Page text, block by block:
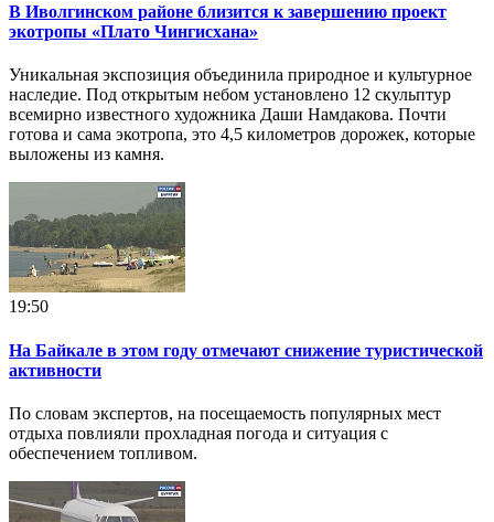
В Иволгинском районе близится к завершению проект
экотропы «Плато Чингисхана»
Уникальная экспозиция объединила природное и культурное
наследие. Под открытым небом установлено 12 скульптур
всемирно известного художника Даши Намдакова. Почти
готова и сама экотропа, это 4,5 километров дорожек, которые
выложены из камня.
19:50
На Байкале в этом году отмечают снижение туристической
активности
По словам экспертов, на посещаемость популярных мест
отдыха повлияли прохладная погода и ситуация с
обеспечением топливом.